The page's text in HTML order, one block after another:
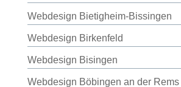
Webdesign Bietigheim-Bissingen
Webdesign Birkenfeld
Webdesign Bisingen
Webdesign Böbingen an der Rems